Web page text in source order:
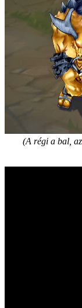
(A régi a bal,